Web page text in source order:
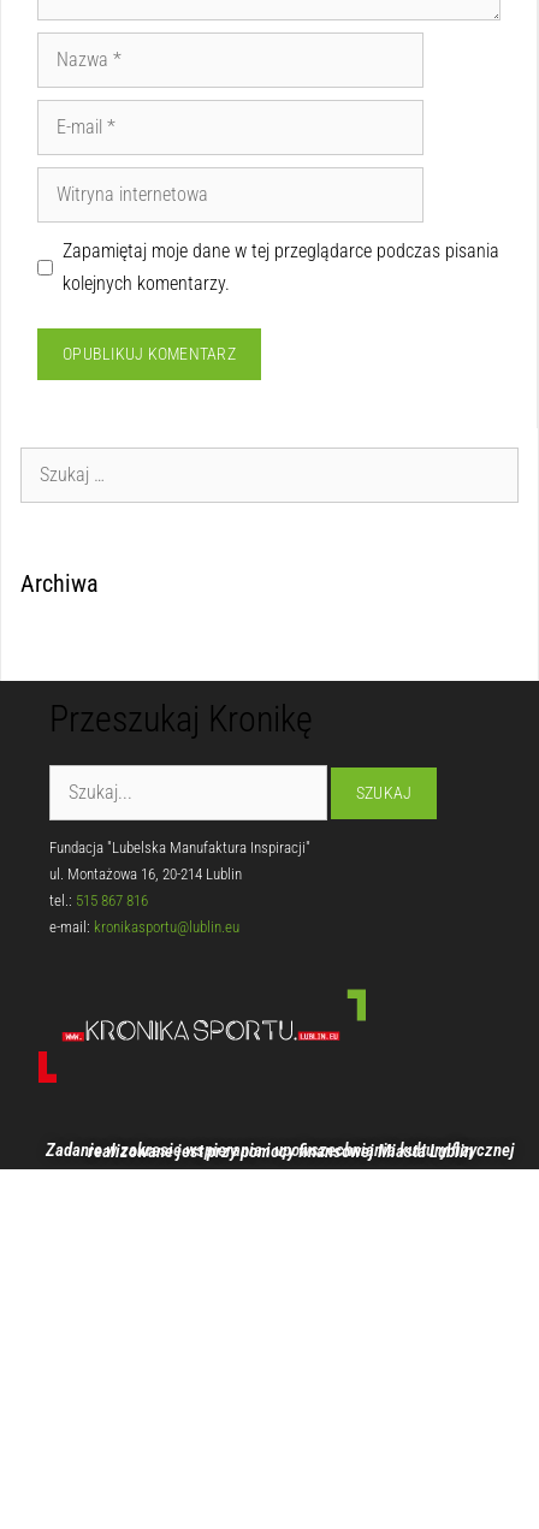
Zapamiętaj moje dane w tej przeglądarce podczas pisania
kolejnych komentarzy.
Archiwa
Przeszukaj Kronikę
Fundacja "Lubelska Manufaktura Inspiracji"
ul. Montażowa 16, 20-214 Lublin
tel.: 515 867 816
e-mail: kronikasportu@lublin.eu
Zadanie w zakresie wspierania i upowszechniania kultury fizycznej realizowane jest przy pomocy finansowej Miasta Lublin